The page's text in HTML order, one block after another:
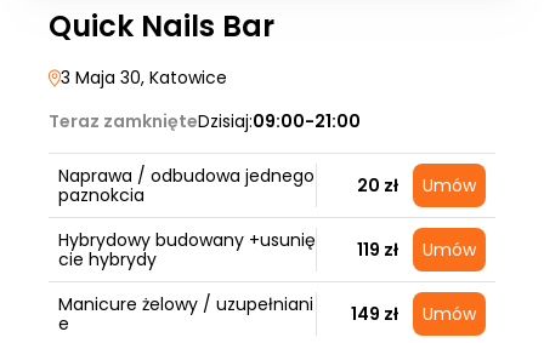
Quick Nails Bar
3 Maja 30, Katowice
Teraz zamknięteDzisiaj:09:00-21:00
Naprawa / odbudowa jednego
paznokcia
20 zł Umów
Hybrydowy budowany +usunię
cie hybrydy
119 zł Umów
Manicure żelowy / uzupełniani
e
149 zł Umów